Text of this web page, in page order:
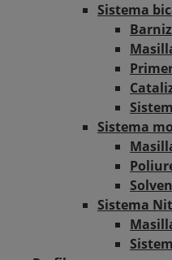
Sistema
Sistema
Sistema